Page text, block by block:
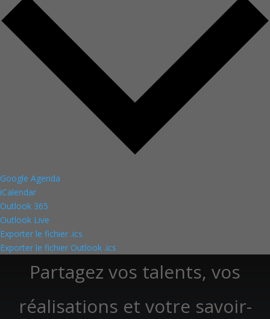
Google Agenda
iCalendar
Outlook 365
Outlook Live
Exporter le fichier .ics
Exporter le fichier Outlook .ics
Partagez vos talents, vos
réalisations et votre savoir-